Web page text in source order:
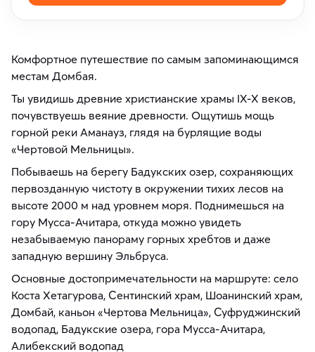
Комфортное путешествие по самым запоминающимся
местам Домбая.
Ты увидишь древние христианские храмы IX-X веков,
почувствуешь веяние древности. Ощутишь мощь
горной реки Аманауз, глядя на бурлящие воды
«Чертовой Мельницы».
Побываешь на берегу Бадукских озер, сохраняющих
первозданную чистоту в окружении тихих лесов на
высоте 2000 м над уровнем моря. Поднимешься на
гору Мусса-Ачитара, откуда можно увидеть
незабываемую панораму горных хребтов и даже
западную вершину Эльбруса.
Основные достопримечательности на маршруте: село
Коста Хетагурова, Сентинский храм, Шоанинский храм,
Домбай, каньон «Чертова Мельница», Суфруджинский
водопад, Бадукские озера, гора Мусса-Ачитара,
Алибекский водопад